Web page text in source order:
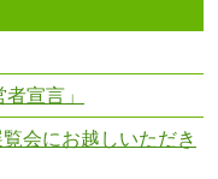
宣言」
会にお越しいただき